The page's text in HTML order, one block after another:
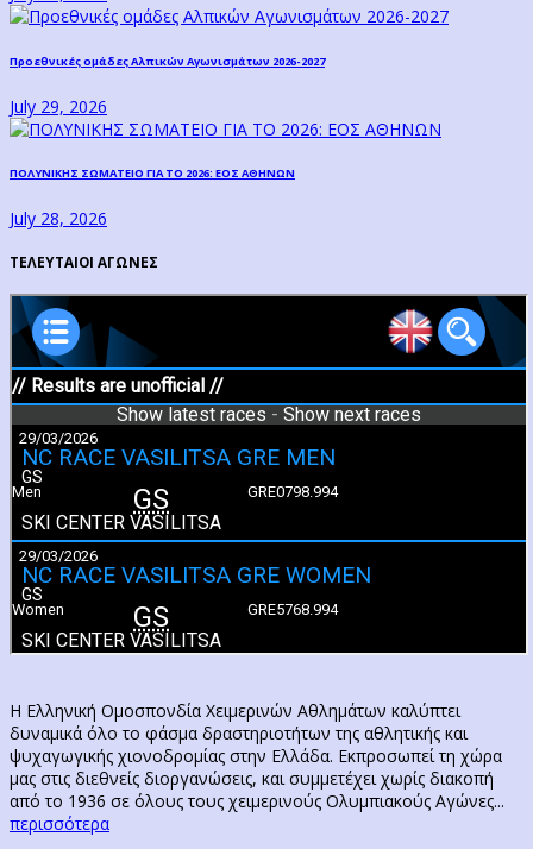
Προεθνικές ομάδες Αλπικών Αγωνισμάτων 2026-2027
July 29, 2026
ΠΟΛΥΝΙΚΗΣ ΣΩΜΑΤΕΙΟ ΓΙΑ ΤΟ 2026: ΕΟΣ ΑΘΗΝΩΝ
July 28, 2026
ΤΕΛΕΥΤΑΙΟΙ ΑΓΩΝΕΣ
Η Ελληνική Ομοσπονδία Χειμερινών Αθλημάτων καλύπτει
δυναμικά όλο το φάσμα δραστηριοτήτων της αθλητικής και
ψυχαγωγικής χιονοδρομίας στην Ελλάδα. Εκπροσωπεί τη χώρα
μας στις διεθνείς διοργανώσεις, και συμμετέχει χωρίς διακοπή
από το 1936 σε όλους τους χειμερινούς Ολυμπιακούς Αγώνες...
περισσότερα